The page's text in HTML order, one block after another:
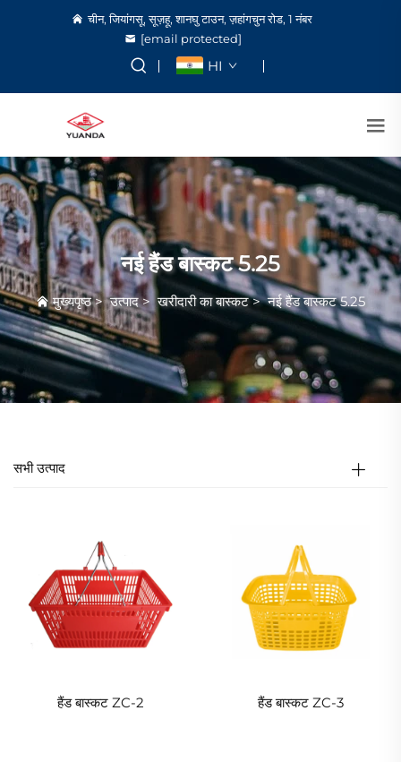
चीन, जियांगसू, सूज़हू, शानघु टाउन, ज़हांगचुन रोड, 1 नंबर
[email protected]
HI
नई हैंड बास्कट 5.25
मुख्यपृष्ठ>उत्पाद>खरीदारी का बास्कट>नई हैंड बास्कट 5.25
सभी उत्पाद
हैंड बास्कट ZC-2 हैंड बास्कट ZC-3